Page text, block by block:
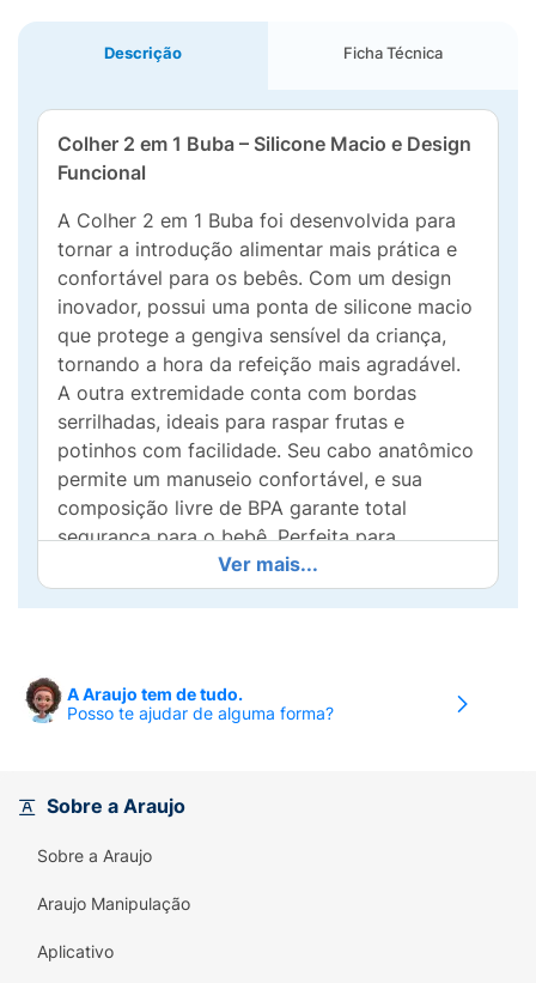
Descrição Ficha Técnica
Colher 2 em 1 Buba – Silicone Macio e Design
Funcional
A Colher 2 em 1 Buba foi desenvolvida para
tornar a introdução alimentar mais prática e
confortável para os bebês. Com um design
inovador, possui uma ponta de silicone macio
que protege a gengiva sensível da criança,
tornando a hora da refeição mais agradável.
A outra extremidade conta com bordas
serrilhadas, ideais para raspar frutas e
potinhos com facilidade. Seu cabo anatômico
permite um manuseio confortável, e sua
composição livre de BPA garante total
segurança para o bebê. Perfeita para
acompanhar cada refeição com praticidade e
carinho!
Ver mais...
A Araujo tem de tudo.
Posso te ajudar de alguma forma?
Sobre a Araujo
Sobre a Araujo
Araujo Manipulação
Aplicativo